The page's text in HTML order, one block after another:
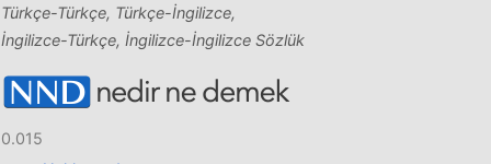
Türkçe-Türkçe, Türkçe-İngilizce,
İngilizce-Türkçe, İngilizce-İngilizce Sözlük
0.015